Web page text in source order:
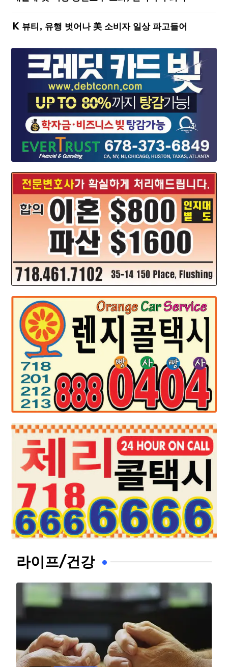
K 뷰티, 유행 벗어나 美 소비자 일상 파고들어
라이프/건강